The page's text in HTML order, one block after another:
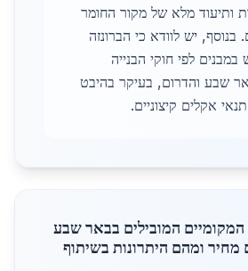
ותיעוד מלא של מקור החומר
בנוסף, יש לוודא כי הברונזה
לפי חוקי הבנייה
שבע והדרום, בעיקר בהיבט
אקלים קיצוניים.
המובילים בבאר שבע
מחיר ומהם היתרונות בשיתוף